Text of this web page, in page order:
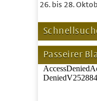
26. bis 28.
Passeirer